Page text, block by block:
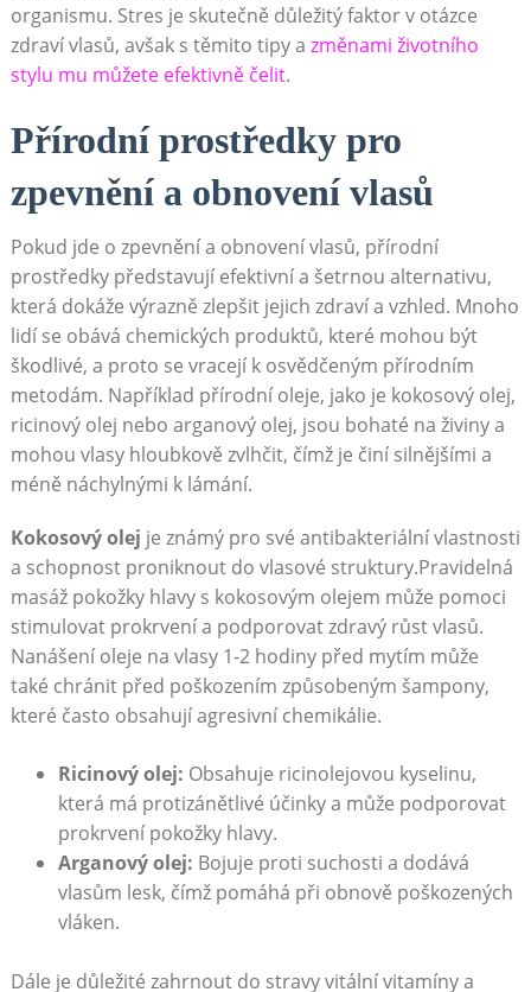
organismu. Stres je skutečně důležitý faktor v otázce
zdraví vlasů, avšak s těmito tipy a změnami životního
stylu mu můžete efektivně čelit.
Přírodní prostředky pro
zpevnění a obnovení vlasů
Pokud jde o zpevnění a obnovení vlasů, přírodní
prostředky představují efektivní a šetrnou alternativu,
která dokáže výrazně zlepšit jejich zdraví a vzhled. Mnoho
lidí se obává chemických produktů, které mohou být
škodlivé, a proto se vracejí k osvědčeným přírodním
metodám. Například přírodní oleje, jako je kokosový olej,
ricinový olej nebo arganový olej, jsou bohaté na živiny a
mohou vlasy hloubkově zvlhčit, čímž je činí silnějšími a
méně náchylnými k lámání.
Kokosový olej je známý pro své antibakteriální vlastnosti
a schopnost proniknout do vlasové struktury.Pravidelná
masáž pokožky hlavy s kokosovým olejem může pomoci
stimulovat prokrvení a podporovat zdravý růst vlasů.
Nanášení oleje na vlasy 1-2 hodiny před mytím může
také chránit před poškozením způsobeným šampony,
které často obsahují agresivní chemikálie.
Ricinový olej: Obsahuje ricinolejovou kyselinu,
která má protizánětlivé účinky a může podporovat
prokrvení pokožky hlavy.
Arganový olej: Bojuje proti suchosti a dodává
vlasům lesk, čímž pomáhá při obnově poškozených
vláken.
Dále je důležité zahrnout do stravy vitální vitamíny a